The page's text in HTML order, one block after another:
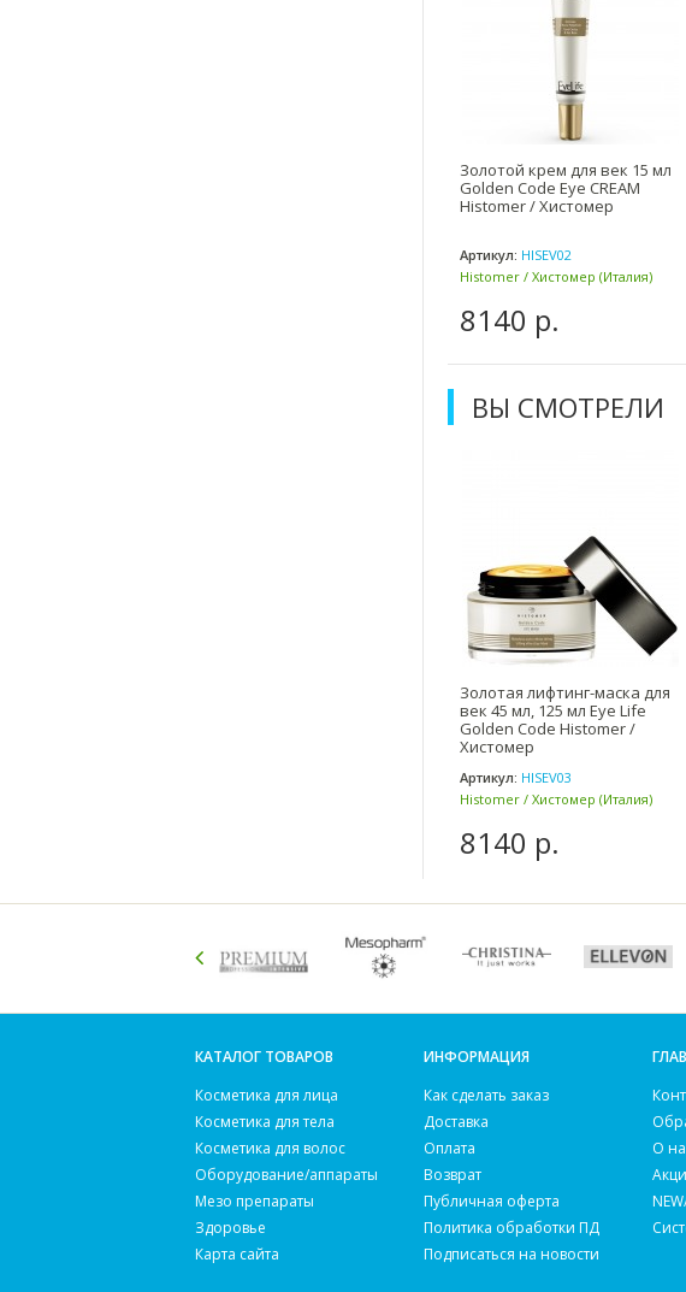
Золотой крем для век 15 мл
Golden Code Eye CREAM
Histomer / Хистомер
Артикул: HISEV02
Histomer / Хистомер (Италия)
8140 р.
ВЫ СМОТРЕЛИ
Золотая лифтинг-маска для
век 45 мл, 125 мл Eye Life
Golden Code Histomer /
Хистомер
Артикул: HISEV03
Histomer / Хистомер (Италия)
8140 р.
КАТАЛОГ ТОВАРОВ
Косметика для лица
Косметика для тела
Косметика для волос
Оборудование/аппараты
Мезо препараты
Здоровье
Карта сайта
ИНФОРМАЦИЯ
Как сделать заказ
Доставка
Оплата
Возврат
Публичная оферта
Политика обработки ПД
Подписаться на новости
О